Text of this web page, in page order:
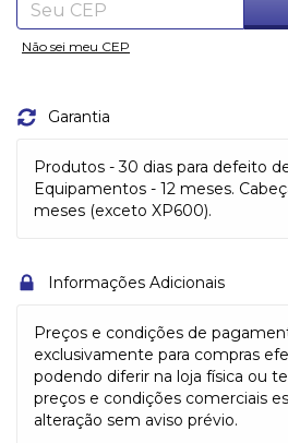
Não sei meu CEP
Garantia
Produtos - 30 dias para defeito
Equipamentos - 12 meses.
meses (exceto XP600).
Informações Adicionais
Preços e condições de
exclusivamente para compras
podendo diferir na loja física ou
preços e condições comerciais
alteração sem aviso prévio.